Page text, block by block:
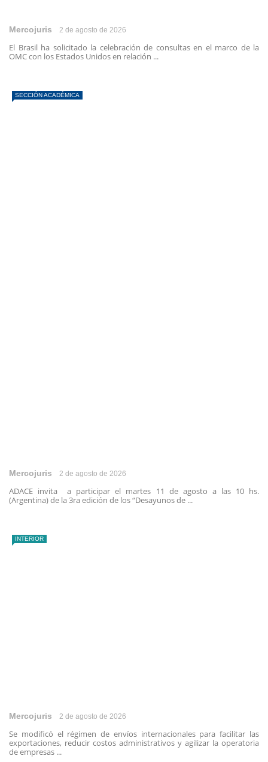
Mercojuris 2 de agosto de 2026
El Brasil ha solicitado la celebración de consultas en el marco de la
OMC con los Estados Unidos en relación ...
SECCIÓN ACADÉMICA
Mercojuris 2 de agosto de 2026
ADACE invita a participar el martes 11 de agosto a las 10 hs.
(Argentina) de la 3ra edición de los “Desayunos de ...
INTERIOR
Mercojuris 2 de agosto de 2026
Se modificó el régimen de envíos internacionales para facilitar las
exportaciones, reducir costos administrativos y agilizar la operatoria
de empresas ...